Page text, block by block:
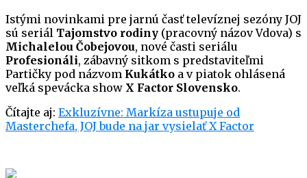
Istými novinkami pre jarnú časť televíznej sezóny JOJ
sú seriál Tajomstvo rodiny (pracovný názov Vdova) s
Michalelou Čobejovou, nové časti seriálu
Profesionáli, zábavný sitkom s predstaviteľmi
Partičky pod názvom Kukátko a v piatok ohlásená
veľká spevácka show X Factor Slovensko.
Čítajte aj: Exkluzívne: Markíza ustupuje od
Masterchefa, JOJ bude na jar vysielať X Factor